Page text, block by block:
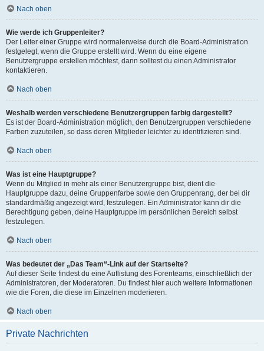
Nach oben
Wie werde ich Gruppenleiter?
Der Leiter einer Gruppe wird normalerweise durch die Board-Administration
festgelegt, wenn die Gruppe erstellt wird. Wenn du eine eigene
Benutzergruppe erstellen möchtest, dann solltest du einen Administrator
kontaktieren.
Nach oben
Weshalb werden verschiedene Benutzergruppen farbig dargestellt?
Es ist der Board-Administration möglich, den Benutzergruppen verschiedene
Farben zuzuteilen, so dass deren Mitglieder leichter zu identifizieren sind.
Nach oben
Was ist eine Hauptgruppe?
Wenn du Mitglied in mehr als einer Benutzergruppe bist, dient die
Hauptgruppe dazu, deine Gruppenfarbe sowie den Gruppenrang, der bei dir
standardmäßig angezeigt wird, festzulegen. Ein Administrator kann dir die
Berechtigung geben, deine Hauptgruppe im persönlichen Bereich selbst
festzulegen.
Nach oben
Was bedeutet der „Das Team“-Link auf der Startseite?
Auf dieser Seite findest du eine Auflistung des Forenteams, einschließlich der
Administratoren, der Moderatoren. Du findest hier auch weitere Informationen
wie die Foren, die diese im Einzelnen moderieren.
Nach oben
Private Nachrichten